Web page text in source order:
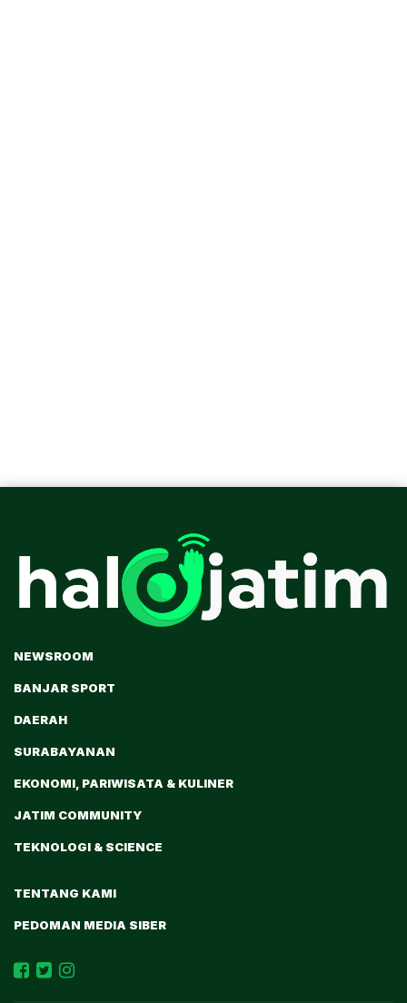
NEWSROOM
BANJAR SPORT
DAERAH
SURABAYANAN
EKONOMI, PARIWISATA & KULINER
JATIM COMMUNITY
TEKNOLOGI & SCIENCE
TENTANG KAMI
PEDOMAN MEDIA SIBER